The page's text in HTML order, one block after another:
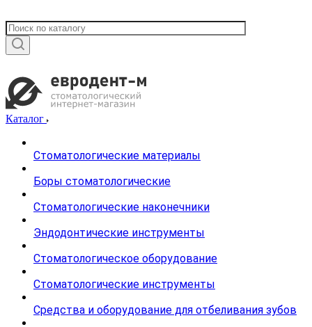
Каталог
Стоматологические материалы
Боры стоматологические
Стоматологические наконечники
Эндодонтические инструменты
Стоматологическое оборудование
Стоматологические инструменты
Средства и оборудование для отбеливания зубов